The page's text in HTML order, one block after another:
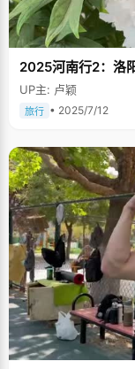
UP主: 卢颖
旅行 • 2025/7/12